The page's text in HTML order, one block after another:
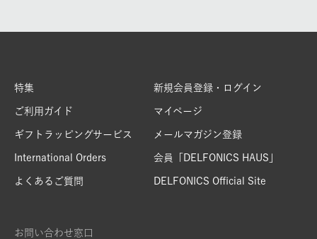
特集
ご利用ガイド
ギフトラッピングサービス
International Orders
よくあるご質問
新規会員登録・ログイン
マイページ
メールマガジン登録
会員「DELFONICS HAUS」
DELFONICS Official Site
お問い合わせ窓口